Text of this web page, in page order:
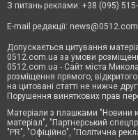
З питань реклами: +38 (095)
E-mail редакції:
Допускається цитування
0512.com.ua за умови
0512.com.ua - Сайт міста
розміщення прямого,
на цитовані статті не нижче
Порушення виняткових прав
Матеріали з плашками "Новини
матеріал", "Партнерський
"PR", "Офіційно", "Політична